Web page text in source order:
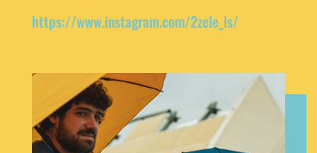
https://www.instagram.com/2zele_ls/